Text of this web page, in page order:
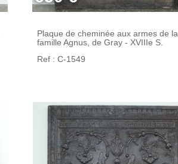
Plaque de cheminée aux armes de la
famille Agnus, de Gray - XVIIIe S.
Ref : C-1549